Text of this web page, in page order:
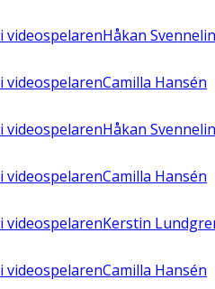
i videospelarenHåkan
i videospelarenCamilla Hansén
i videospelarenHåkan
i videospelarenCamilla Hansén
i videospelarenKerstin
i videospelarenCamilla Hansén